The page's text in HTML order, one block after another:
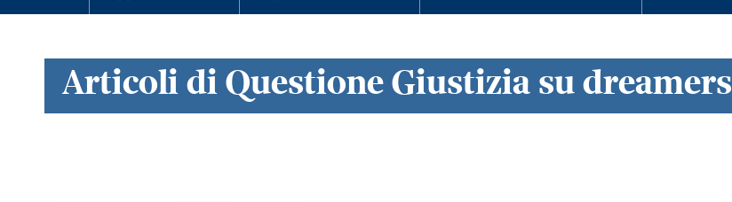
Articoli di Questione Giustizia su dreamers